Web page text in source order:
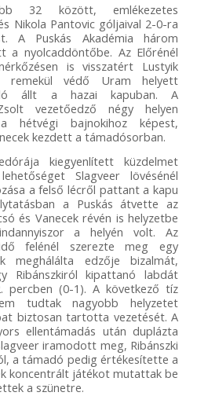
32 között, emlékezetes
Nikola Pantovic góljaival 2-0-ra
A Puskás Akadémia három
a nyolcaddöntőbe. Az Előrénél
is visszatért Lustyik
remekül védő Uram helyett
állt a hazai kapuban. A
vezetőedző négy helyen
hétvégi bajnokihoz képest,
kezdett a támadósorban.
kiegyenlített küzdelmet
Slagveer lövésénél
a felső lécről pattant a kapu
a Puskás átvette az
és Vanecek révén is helyzetbe
a helyén volt. Az
felénél szerezte meg egy
meghálálta edzője bizalmát,
Ribánszkiról kipattanó labdát
percben (0-1). A következő tíz
tudtak nagyobb helyzetet
biztosan tartotta vezetését. A
ellentámadás után duplázta
iramodott meg, Ribánszki
a támadó pedig értékesítette a
koncentrált játékot mutattak be
a szünetre.